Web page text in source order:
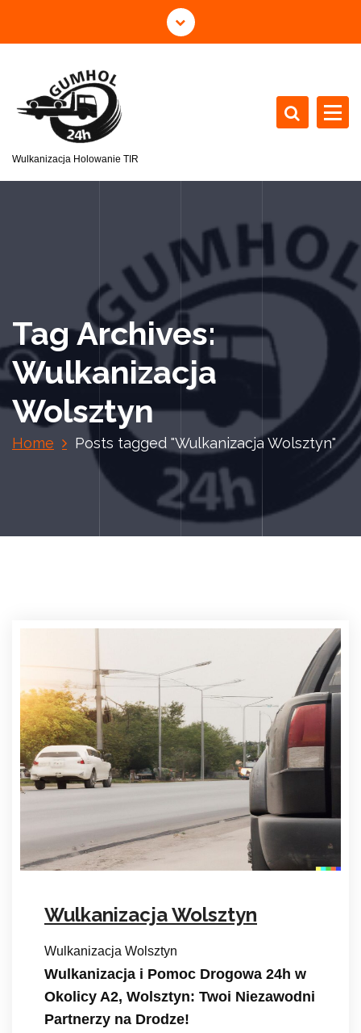
Wulkanizacja Holowanie TIR
Tag Archives:
Wulkanizacja
Wolsztyn
Home Posts tagged "Wulkanizacja Wolsztyn"
Wulkanizacja Wolsztyn
Wulkanizacja Wolsztyn
Wulkanizacja i Pomoc Drogowa 24h w
Okolicy A2, Wolsztyn: Twoi Niezawodni
Partnerzy na Drodze!